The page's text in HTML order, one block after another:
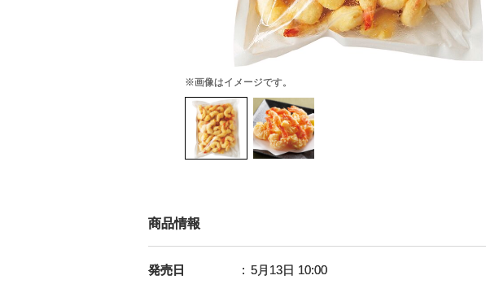
※画像はイメージです。
商品情報
発売日 5月13日 10:00